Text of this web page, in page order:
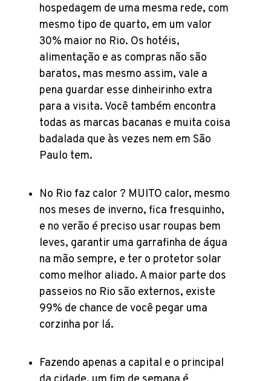
hospedagem de uma mesma rede, com
mesmo tipo de quarto, em um valor
30% maior no Rio. Os hotéis,
alimentação e as compras não são
baratos, mas mesmo assim, vale a
pena guardar esse dinheirinho extra
para a visita. Você também encontra
todas as marcas bacanas e muita coisa
badalada que às vezes nem em São
Paulo tem.
No Rio faz calor ? MUITO calor, mesmo
nos meses de inverno, fica fresquinho,
e no verão é preciso usar roupas bem
leves, garantir uma garrafinha de água
na mão sempre, e ter o protetor solar
como melhor aliado. A maior parte dos
passeios no Rio são externos, existe
99% de chance de você pegar uma
corzinha por lá.
Fazendo apenas a capital e o principal